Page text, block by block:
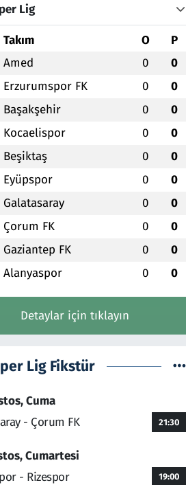
Lig
Takım O P
Amed 0 0
Erzurumspor FK 0 0
Başakşehir 0 0
Kocaelispor 0 0
Beşiktaş 0 0
Eyüpspor 0 0
Galatasaray 0 0
Çorum FK 0 0
Gaziantep FK 0 0
Alanyaspor 0 0
Detaylar için tıklayın
Lig Fikstür
Cuma
- Çorum FK
21:30
Cumartesi
- Rizespor
19:00